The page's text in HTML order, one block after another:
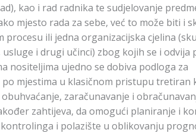
kao i rad radnika te sudjelovanje
mjesto rada za sebe, već to može biti i
ili jedna organizacijska cjelina
i drugi učinci) zbog kojih se i odvija
nositeljima ujedno se dobiva podloga za
mjestima u klasičnom pristupu tretiran
zaračunavanje i
zahtijeva, da omogući planiranje i
i polazište u oblikovanju